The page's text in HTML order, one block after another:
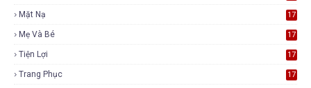
Mặt Nạ 17
Mẹ Và Bé 17
Tiện Lợi 17
Trang Phục 17